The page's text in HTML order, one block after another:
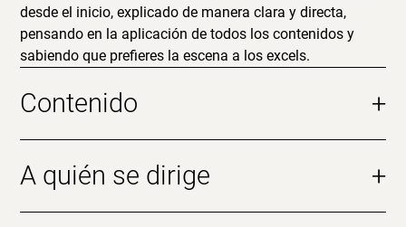
desde el inicio, explicado de manera clara y directa,
pensando en la aplicación de todos los contenidos y
sabiendo que prefieres la escena a los excels.
Contenido +
A quién se dirige +